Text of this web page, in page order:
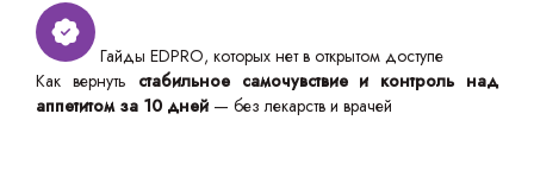
Гайды EDPRO, которых нет в открытом доступе
Как вернуть стабильное самочувствие и контроль над
аппетитом за 10 дней — без лекарств и врачей